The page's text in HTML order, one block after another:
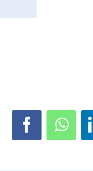
Facebook WhatsApp